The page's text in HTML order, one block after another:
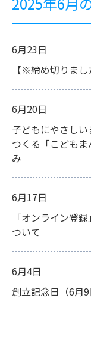
6月23日
【※締め切りま
6月20日
子どもにやさし
つくる「こども
み
6月17日
「オンライン登
ついて
6月4日
創立記念日（6月